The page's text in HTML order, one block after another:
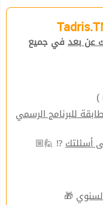
عن بعد في جميع
للبرنامج الرسمي
أسئلتك⁉ 🙋🏼
🎁